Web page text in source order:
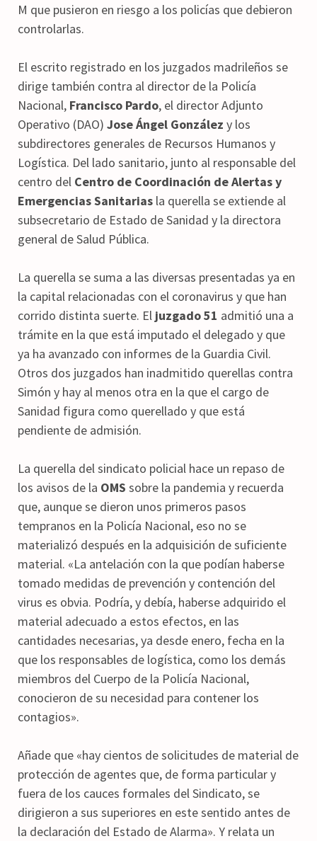
M que pusieron en riesgo a los policías que debieron
controlarlas.
El escrito registrado en los juzgados madrileños se
dirige también contra al director de la Policía
Nacional, Francisco Pardo, el director Adjunto
Operativo (DAO) Jose Ángel González y los
subdirectores generales de Recursos Humanos y
Logística. Del lado sanitario, junto al responsable del
centro del Centro de Coordinación de Alertas y
Emergencias Sanitarias la querella se extiende al
subsecretario de Estado de Sanidad y la directora
general de Salud Pública.
La querella se suma a las diversas presentadas ya en
la capital relacionadas con el coronavirus y que han
corrido distinta suerte. El juzgado 51 admitió una a
trámite en la que está imputado el delegado y que
ya ha avanzado con informes de la Guardia Civil.
Otros dos juzgados han inadmitido querellas contra
Simón y hay al menos otra en la que el cargo de
Sanidad figura como querellado y que está
pendiente de admisión.
La querella del sindicato policial hace un repaso de
los avisos de la OMS sobre la pandemia y recuerda
que, aunque se dieron unos primeros pasos
tempranos en la Policía Nacional, eso no se
materializó después en la adquisición de suficiente
material. «La antelación con la que podían haberse
tomado medidas de prevención y contención del
virus es obvia. Podría, y debía, haberse adquirido el
material adecuado a estos efectos, en las
cantidades necesarias, ya desde enero, fecha en la
que los responsables de logística, como los demás
miembros del Cuerpo de la Policía Nacional,
conocieron de su necesidad para contener los
contagios».
Añade que «hay cientos de solicitudes de material de
protección de agentes que, de forma particular y
fuera de los cauces formales del Sindicato, se
dirigieron a sus superiores en este sentido antes de
la declaración del Estado de Alarma». Y relata un